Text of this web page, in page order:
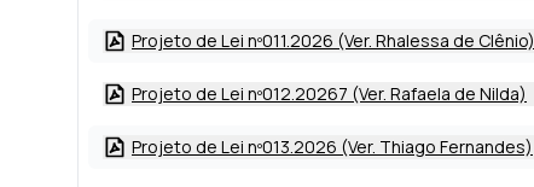
Projeto de Lei nº011.2026 (Ver. Rhalessa de Clênio)
Projeto de Lei nº012.20267 (Ver. Rafaela de Nilda)
Projeto de Lei nº013.2026 (Ver. Thiago Fernandes)